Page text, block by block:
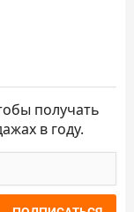
получать
в году.